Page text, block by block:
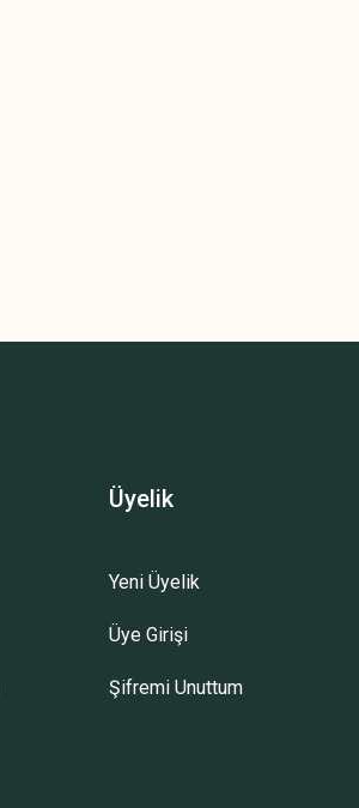
Üyelik
Yeni Üyelik
Üye Girişi
Şifremi Unuttum